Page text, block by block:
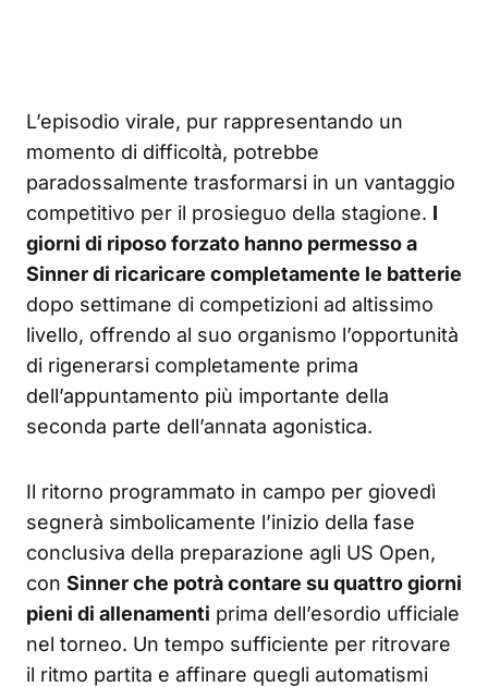
L’episodio virale, pur rappresentando un
momento di difficoltà, potrebbe
paradossalmente trasformarsi in un vantaggio
competitivo per il prosieguo della stagione. I
giorni di riposo forzato hanno permesso a
Sinner di ricaricare completamente le batterie
dopo settimane di competizioni ad altissimo
livello, offrendo al suo organismo l’opportunità
di rigenerarsi completamente prima
dell’appuntamento più importante della
seconda parte dell’annata agonistica.
Il ritorno programmato in campo per giovedì
segnerà simbolicamente l’inizio della fase
conclusiva della preparazione agli US Open,
con Sinner che potrà contare su quattro giorni
pieni di allenamenti prima dell’esordio ufficiale
nel torneo. Un tempo sufficiente per ritrovare
il ritmo partita e affinare quegli automatismi